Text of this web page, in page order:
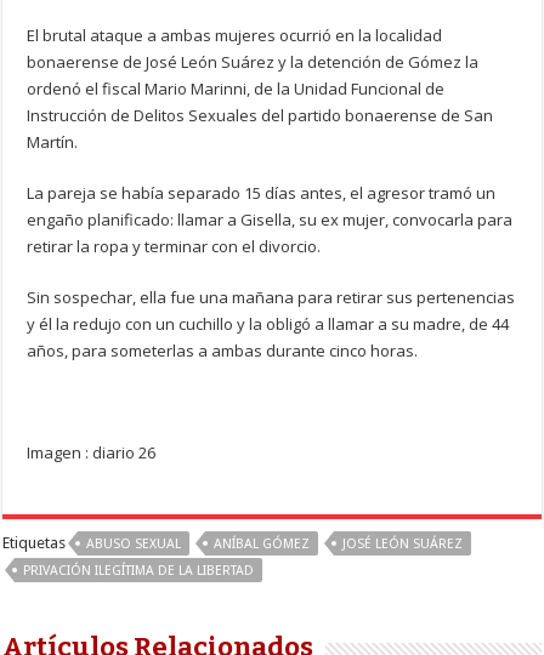
El brutal ataque a ambas mujeres ocurrió en la localidad
bonaerense de José León Suárez y la detención de Gómez la
ordenó el fiscal Mario Marinni, de la Unidad Funcional de
Instrucción de Delitos Sexuales del partido bonaerense de San
Martín.
La pareja se había separado 15 días antes, el agresor tramó un
engaño planificado: llamar a Gisella, su ex mujer, convocarla para
retirar la ropa y terminar con el divorcio.
Sin sospechar, ella fue una mañana para retirar sus pertenencias
y él la redujo con un cuchillo y la obligó a llamar a su madre, de 44
años, para someterlas a ambas durante cinco horas.
Imagen : diario 26
Etiquetas ABUSO SEXUAL ANÍBAL GÓMEZ
JOSÉ LEÓN SUÁREZ
PRIVACIÓN ILEGÍTIMA DE LA LIBERTAD
Artículos Relacionados